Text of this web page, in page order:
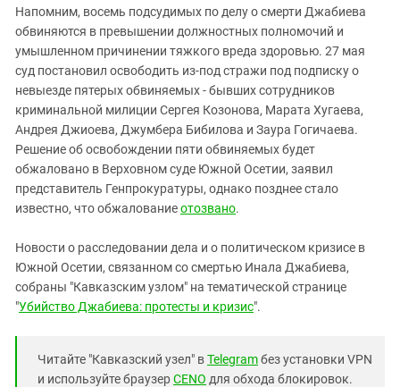
Напомним, восемь подсудимых по делу о смерти Джабиева
обвиняются в превышении должностных полномочий и
умышленном причинении тяжкого вреда здоровью. 27 мая
суд постановил освободить из-под стражи под подписку о
невыезде пятерых обвиняемых - бывших сотрудников
криминальной милиции Сергея Козонова, Марата Хугаева,
Андрея Джиоева, Джумбера Бибилова и Заура Гогичаева.
Решение об освобождении пяти обвиняемых будет
обжаловано в Верховном суде Южной Осетии, заявил
представитель Генпрокуратуры, однако позднее стало
известно, что обжалованиеотозвано.
Новости о расследовании дела и о политическом кризисе в
Южной Осетии, связанном со смертью Инала Джабиева,
собраны "Кавказским узлом" на тематической странице
"Убийство Джабиева: протесты и кризис".
Читайте "Кавказский узел" вTelegramбез установки VPN
и используйте браузерCENO для обхода блокировок.